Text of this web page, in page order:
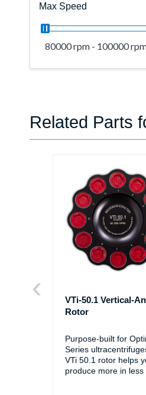
Max Speed
80000 rpm - 100000
Related Parts
VTi-50.1 Vertical-
Rotor
Purpose-built for
Series
VTi 50.1 rotor helps
produce more in less